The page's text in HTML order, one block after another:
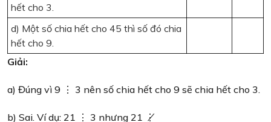
hết cho 3.
d) Một số chia hết cho 45 thì số đó chia
hết cho 9.
Giải:
a) Đúng vì 9 ⋮ 3 nên số chia hết cho 9 sẽ chia hết cho 3.
b) Sai. Ví dụ: 21 ⋮ 3 nhưng 21 ⋮̸